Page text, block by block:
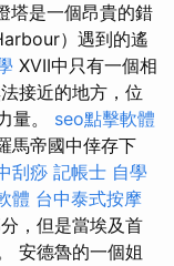
塔是一個昂貴的錯
）遇到的遙
XVII中只有一個相
接近的地方，位
量。 seo點擊軟體
馬帝國中倖存下
刮痧 記帳士 自學
體 台中泰式按摩
，但是當埃及首
安德魯的一個姐